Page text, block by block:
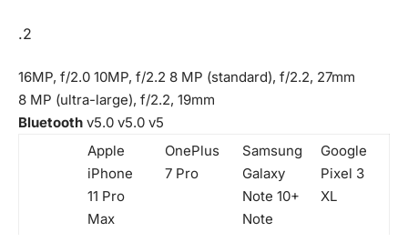
.2
16MP, f/2.0 10MP, f/2.2 8 MP (standard), f/2.2, 27mm
8 MP (ultra-large), f/2.2, 19mm
Bluetooth v5.0 v5.0 v5
Apple
iPhone
11 Pro
Max
OnePlus
7 Pro
Samsung
Galaxy
Note 10+
Note
Google
Pixel 3
XL